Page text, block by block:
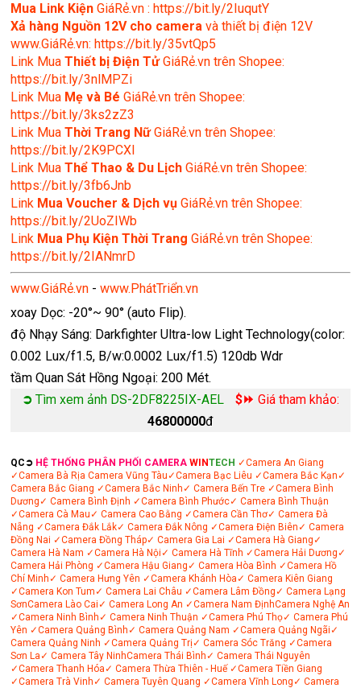
Mua Link KiệnGiáRẻ.vn : https://bit.ly/2IuqutY
Xả hàng Nguồn 12V cho cameravà thiết bị điện 12V
www.GiáRẻ.vn: https://bit.ly/35vtQp5
Link MuaThiết bị Điện TửGiáRẻ.vn trên Shopee:
https://bit.ly/3nlMPZi
Link Mua Mẹ và Bé GiáRẻ.vn trên Shopee:
https://bit.ly/3ks2zZ3
Link MuaThời Trang NữGiáRẻ.vn trên Shopee:
https://bit.ly/2K9PCXl
Link Mua Thể Thao & Du Lịch GiáRẻ.vn trên Shopee:
https://bit.ly/3fb6Jnb
Link Mua Voucher & Dịch vụ GiáRẻ.vn trên Shopee:
https://bit.ly/2UoZIWb
Link Mua Phụ Kiện Thời TrangGiáRẻ.vn trên Shopee:
https://bit.ly/2IANmrD
www.GiáRẻ.vn -www.PhátTriển.vn
xoay Dọc: -20°~ 90° (auto Flip).
độ Nhạy Sáng: Darkfighter Ultra-low Light Technology(color:
0.002 Lux/f1.5, B/w:0.0002 Lux/f1.5) 120db Wdr
tầm Quan Sát Hồng Ngoại: 200 Mét.
➲Tìm xem ảnh DS-2DF8225IX-AEL $⏩ Giá tham khảo:
46800000đ
QC➲ HỆ THỐNG PHÂN PHỐI CAMERA WINTECH ✓Camera An Giang
✓Camera Bà Rịa Camera Vũng Tàu ✓Camera Bạc Liêu ✓Camera Bắc Kạn ✓
Camera Bắc Giang ✓Camera Bắc Ninh ✓ Camera Bến Tre ✓Camera Bình
Dương ✓ Camera Bình Định ✓Camera Bình Phước✓ Camera Bình Thuận
✓Camera Cà Mau ✓ Camera Cao Bằng ✓Camera Cần Thơ✓ Camera Đà
Nẵng ✓Camera Đắk Lắk✓ Camera Đắk Nông ✓Camera Điện Biên ✓ Camera
Đồng Nai ✓Camera Đồng Tháp✓ Camera Gia Lai ✓Camera Hà Giang ✓
Camera Hà Nam ✓Camera Hà Nội ✓ Camera Hà Tĩnh ✓Camera Hải Dương ✓
Camera Hải Phòng ✓Camera Hậu Giang ✓ Camera Hòa Bình ✓Camera Hồ
Chí Minh ✓ Camera Hưng Yên ✓Camera Khánh Hòa ✓ Camera Kiên Giang
✓Camera Kon Tum ✓ Camera Lai Châu ✓Camera Lâm Đồng ✓ Camera Lạng
SơnCamera Lào Cai ✓ Camera Long An ✓Camera Nam ĐịnhCamera Nghệ An
✓Camera Ninh Bình ✓ Camera Ninh Thuận ✓Camera Phú Thọ✓ Camera Phú
Yên ✓Camera Quảng Bình ✓ Camera Quảng Nam ✓Camera Quảng Ngãi ✓
Camera Quảng Ninh ✓Camera Quảng Trị ✓ Camera Sóc Trăng ✓Camera
Sơn La ✓ Camera Tây NinhCamera Thái Bình ✓ Camera Thái Nguyên
✓Camera Thanh Hóa ✓ Camera Thừa Thiên - Huế ✓Camera Tiền Giang
✓Camera Trà Vinh ✓ Camera Tuyên Quang ✓Camera Vĩnh Long ✓ Camera